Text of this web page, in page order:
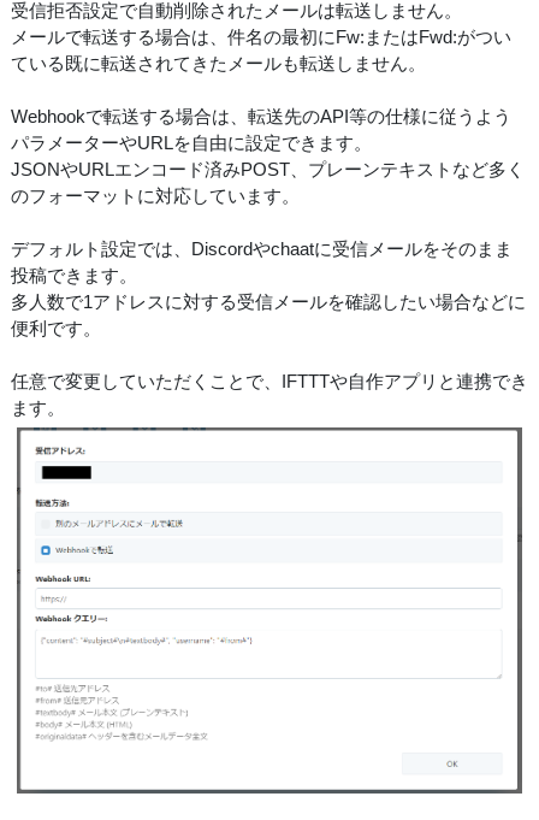
受信拒否設定で自動削除されたメールは転送しません。
メールで転送する場合は、件名の最初にFw:またはFwd:がつい
ている既に転送されてきたメールも転送しません。
Webhookで転送する場合は、転送先のAPI等の仕様に従うよう
パラメーターやURLを自由に設定できます。
JSONやURLエンコード済みPOST、プレーンテキストなど多く
のフォーマットに対応しています。
デフォルト設定では、Discordやchaatに受信メールをそのまま
投稿できます。
多人数で1アドレスに対する受信メールを確認したい場合などに
便利です。
任意で変更していただくことで、IFTTTや自作アプリと連携でき
ます。